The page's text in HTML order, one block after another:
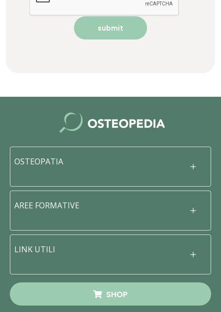
OSTEOPATIA
AREE FORMATIVE
LINK UTILI
SHOP